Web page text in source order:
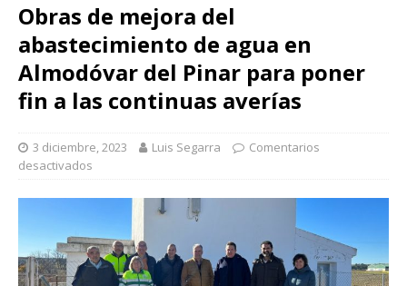
Obras de mejora del
abastecimiento de agua en
Almodóvar del Pinar para poner
fin a las continuas averías
3 diciembre, 2023 Luis Segarra
Comentarios
desactivados